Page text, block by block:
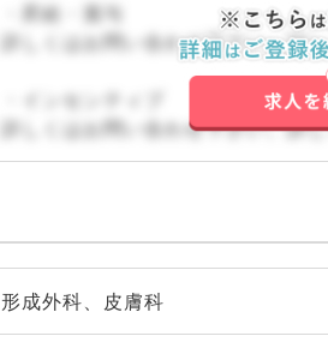
・昇給・賞与
詳しくはお問い合わせ下さい。詳
・インセンティブ
詳しくはお問い合わせ下さい。詳
形成外科、皮膚科